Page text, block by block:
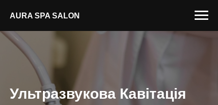
AURA SPA SALON
Ультразвукова Кавітація